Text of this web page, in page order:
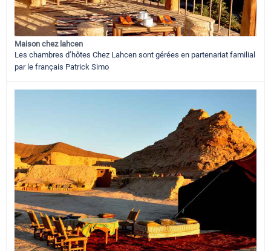
Maison chez lahcen
Les chambres d’hôtes Chez Lahcen sont gérées en partenariat familial
par le français Patrick Simo